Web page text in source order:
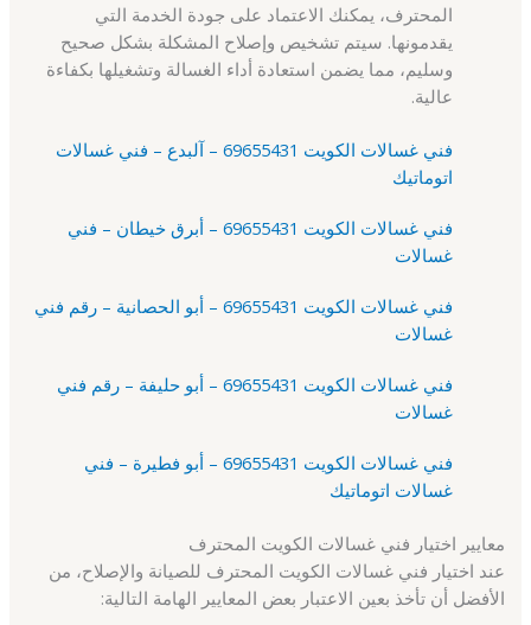
المحترف، يمكنك الاعتماد على جودة الخدمة التي
يقدمونها. سيتم تشخيص وإصلاح المشكلة بشكل صحيح
وسليم، مما يضمن استعادة أداء الغسالة وتشغيلها بكفاءة
عالية.
فني غسالات الكويت 69655431 – آلبدع – فني غسالات
اتوماتيك
فني غسالات الكويت 69655431 – أبرق خيطان – فني
غسالات
فني غسالات الكويت 69655431 – أبو الحصانية – رقم فني
غسالات
فني غسالات الكويت 69655431 – أبو حليفة – رقم فني
غسالات
فني غسالات الكويت 69655431 – أبو فطيرة – فني
غسالات اتوماتيك
معايير اختيار فني غسالات الكويت المحترف
عند اختيار فني غسالات الكويت المحترف للصيانة والإصلاح، من
الأفضل أن تأخذ بعين الاعتبار بعض المعايير الهامة التالية: